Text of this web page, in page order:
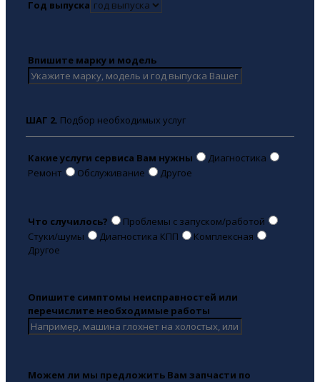
Год выпуска
Впишите марку и модель
ШАГ 2. Подбор необходимых услуг
Какие услуги сервиса Вам нужны
Диагностика
Ремонт
Обслуживание Другое
Что случилось?
Проблемы с запуском/работой
Стуки/шумы
Диагностика КПП
Комплексная
Другое
Опишите симптомы неисправностей или
перечислите необходимые работы
Можем ли мы предложить Вам запчасти по